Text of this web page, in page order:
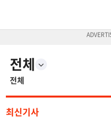
전체
전체
최신기사